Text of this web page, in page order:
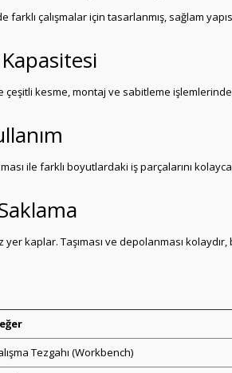
farklı çalışmalar için tasarlanmış, sağlam
çeşitli kesme, montaj ve sabitleme
ile farklı boyutlardaki iş parçalarını
kaplar. Taşıması ve depolanması
Tezgahı (Workbench)